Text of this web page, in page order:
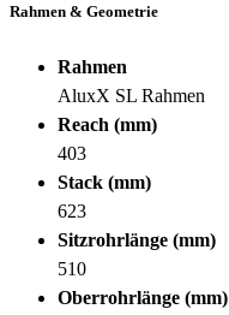
Rahmen & Geometrie
Rahmen
AluxX SL Rahmen
Reach (mm)
403
Stack (mm)
623
Sitzrohrlänge (mm)
510
Oberrohrlänge (mm)